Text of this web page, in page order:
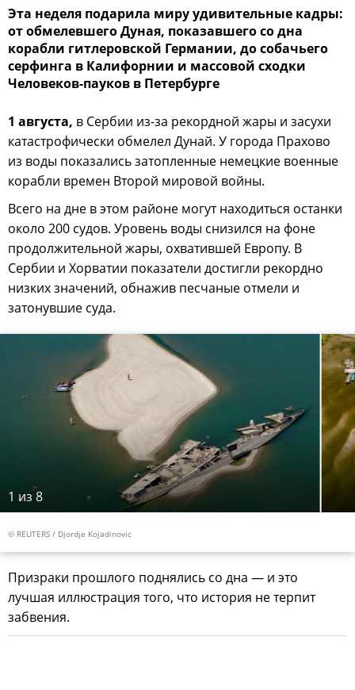
Эта неделя подарила миру удивительные кадры:
от обмелевшего Дуная, показавшего со дна
корабли гитлеровской Германии, до собачьего
серфинга в Калифорнии и массовой сходки
Человеков-пауков в Петербурге
1 августа, в Сербии из-за рекордной жары и засухи
катастрофически обмелел Дунай. У города Прахово
из воды показались затопленные немецкие военные
корабли времен Второй мировой войны.
Всего на дне в этом районе могут находиться останки
около 200 судов. Уровень воды снизился на фоне
продолжительной жары, охватившей Европу. В
Сербии и Хорватии показатели достигли рекордно
низких значений, обнажив песчаные отмели и
затонувшие суда.
1 из 8
© REUTERS / Djordje Kojadinovic
Призраки прошлого поднялись со дна — и это
лучшая иллюстрация того, что история не терпит
забвения.